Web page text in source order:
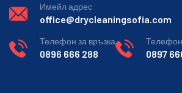
Имейл адрес
office@drycleaningsofia.com
Телефон за връзка
0896 666 288
Телефон
0897